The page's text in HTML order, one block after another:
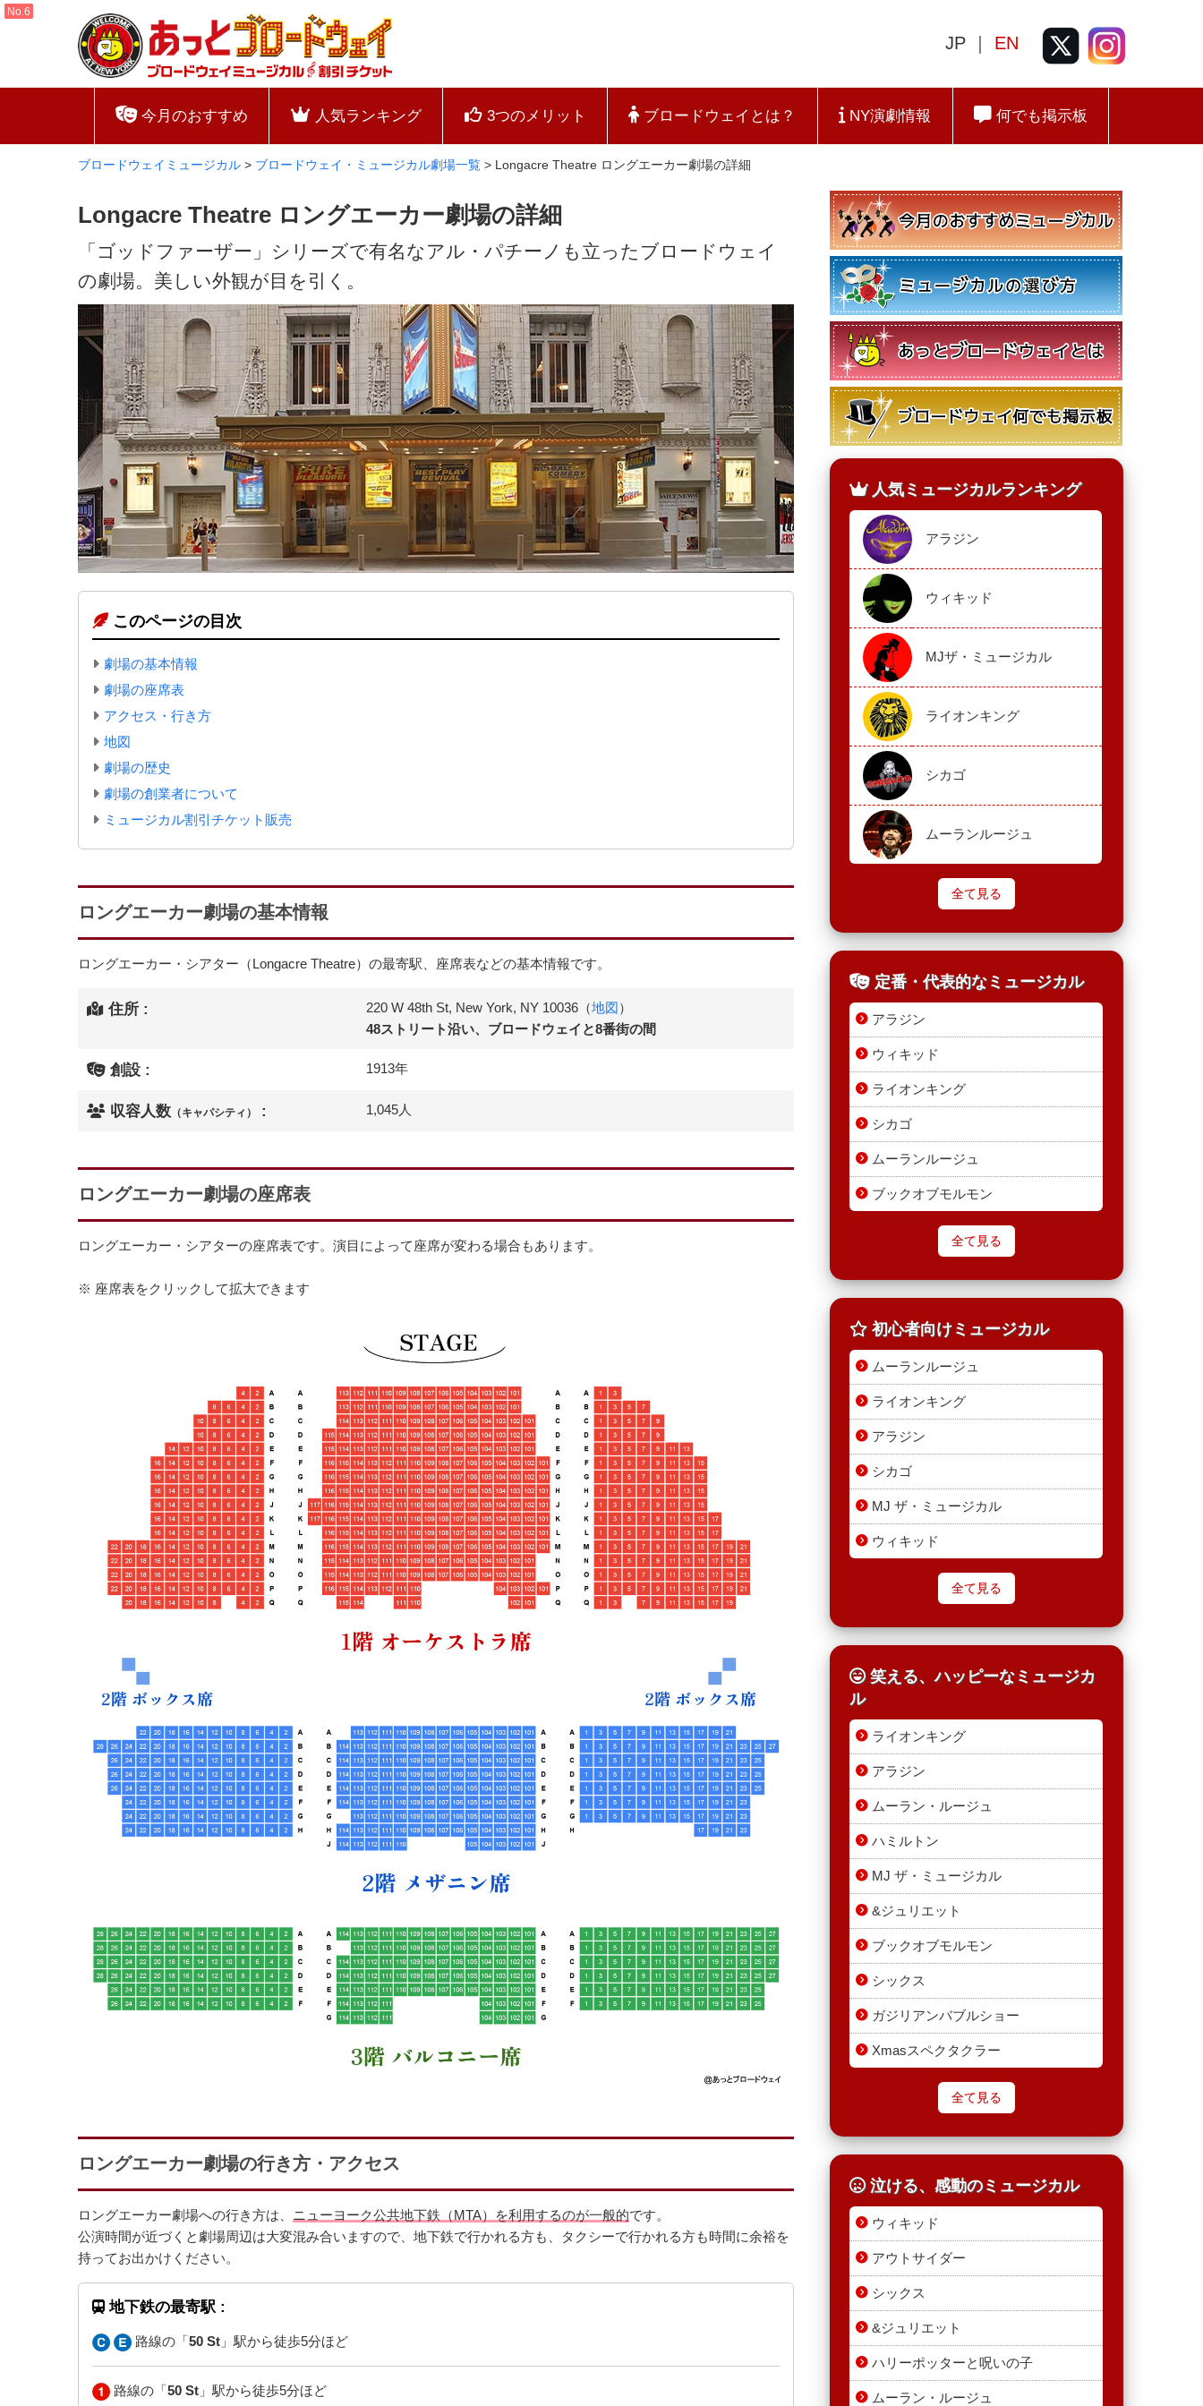
JP ｜ EN
今月のおすすめ 人気ランキング 3つのメリット ブロードウェイとは？ NY演劇情報 何でも掲示板
ブロードウェイミュージカル > ブロードウェイ・ミュージカル劇場一覧 > Longacre Theatre ロングエーカー劇場の詳細
Longacre Theatre ロングエーカー劇場の詳細
「ゴッドファーザー」シリーズで有名なアル・パチーノも立ったブロードウェイ
の劇場。美しい外観が目を引く。
このページの目次
劇場の基本情報
劇場の座席表
アクセス・行き方
地図
劇場の歴史
劇場の創業者について
ミュージカル割引チケット販売
ロングエーカー劇場の基本情報
ロングエーカー・シアター（Longacre Theatre）の最寄駅、座席表などの基本情報です。
住所 : 220 W 48th St, New York, NY 10036（地図 ）
48ストリート沿い、ブロードウェイと8番街の間
創設 : 1913年
収容人数 （キャパシティ） : 1,045人
ロングエーカー劇場の座席表
ロングエーカー・シアターの座席表です。演目によって座席が変わる場合もあります。
※ 座席表をクリックして拡大できます
ロングエーカー劇場の行き方・アクセス
ロングエーカー劇場への行き方は、 ニューヨーク公共地下鉄（MTA）を利用するのが一般的です。
公演時間が近づくと劇場周辺は大変混み合いますので、地下鉄で行かれる方も、タクシーで行かれる方も時間に余裕を
持ってお出かけください。
地下鉄の最寄駅 :
路線の「50 St 」駅から徒歩5分ほど
路線の「50 St 」駅から徒歩5分ほど
人気ミュージカルランキング
アラジン
ウィキッド
MJザ・ミュージカル
ライオンキング
シカゴ
ムーランルージュ
全て見る
定番・代表的なミュージカル
アラジン
ウィキッド
ライオンキング
シカゴ
ムーランルージュ
ブックオブモルモン
全て見る
初心者向けミュージカル
ムーランルージュ
ライオンキング
アラジン
シカゴ
MJ ザ・ミュージカル
ウィキッド
全て見る
笑える、ハッピーなミュージカ
ル
ライオンキング
アラジン
ムーラン・ルージュ
ハミルトン
MJ ザ・ミュージカル
&ジュリエット
ブックオブモルモン
シックス
ガジリアンバブルショー
Xmasスペクタクラー
全て見る
泣ける、感動のミュージカル
ウィキッド
アウトサイダー
シックス
&ジュリエット
ハリーポッターと呪いの子
ムーラン・ルージュ